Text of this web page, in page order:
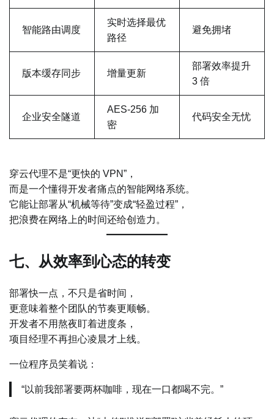
智能路由调度
实时选择最优
路径
避免拥堵
版本缓存同步 增量更新
部署效率提升
3 倍
企业安全隧道
AES-256 加
密
代码安全无忧
穿云代理不是“更快的 VPN”，
而是一个懂得开发者痛点的智能网络系统。
它能让部署从“机械等待”变成“轻盈过程”，
把浪费在网络上的时间还给创造力。
七、从效率到心态的转变
部署快一点，不只是省时间，
更意味着整个团队的节奏更顺畅。
开发者不用熬夜盯着进度条，
项目经理不再担心凌晨才上线。
一位程序员笑着说：
“以前我部署要两杯咖啡，现在一口都喝不完。”